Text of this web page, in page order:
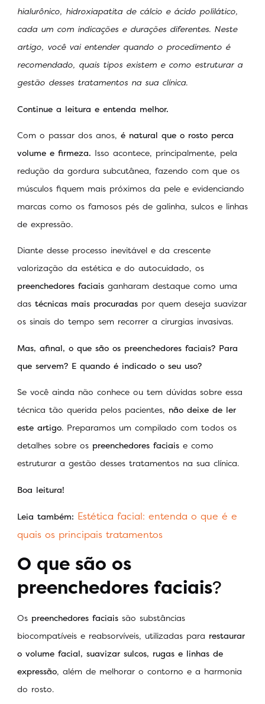
hialurônico, hidroxiapatita de cálcio e ácido polilático,
cada um com indicações e durações diferentes. Neste
artigo, você vai entender quando o procedimento é
recomendado, quais tipos existem e como estruturar a
gestão desses tratamentos na sua clínica.
Continue a leitura e entenda melhor.
Com o passar dos anos, é natural que o rosto perca
volume e firmeza. Isso acontece, principalmente, pela
redução da gordura subcutânea, fazendo com que os
músculos fiquem mais próximos da pele e evidenciando
marcas como os famosos pés de galinha, sulcos e linhas
de expressão.
Diante desse processo inevitável e da crescente
valorização da estética e do autocuidado, os
preenchedores faciais ganharam destaque como uma
das técnicas mais procuradas por quem deseja suavizar
os sinais do tempo sem recorrer a cirurgias invasivas.
Mas, afinal, o que são os preenchedores faciais? Para
que servem? E quando é indicado o seu uso?
Se você ainda não conhece ou tem dúvidas sobre essa
técnica tão querida pelos pacientes, não deixe de ler
este artigo. Preparamos um compilado com todos os
detalhes sobre os preenchedores faciais e como
estruturar a gestão desses tratamentos na sua clínica.
Boa leitura!
Leia também: Estética facial: entenda o que é e
quais os principais tratamentos
O que são os
preenchedores faciais?
Os preenchedores faciais são substâncias
biocompatíveis e reabsorvíveis, utilizadas para restaurar
o volume facial, suavizar sulcos, rugas e linhas de
expressão, além de melhorar o contorno e a harmonia
do rosto.